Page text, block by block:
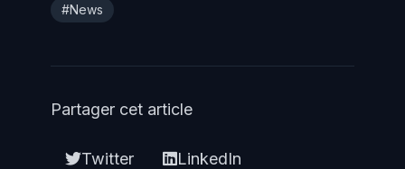
#News
Partager cet article
Twitter LinkedIn